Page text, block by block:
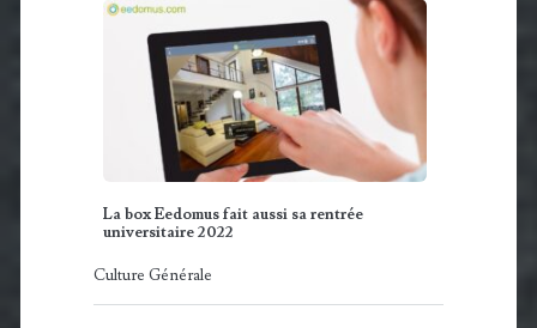
La box Eedomus fait aussi sa rentrée
universitaire 2022
Culture Générale